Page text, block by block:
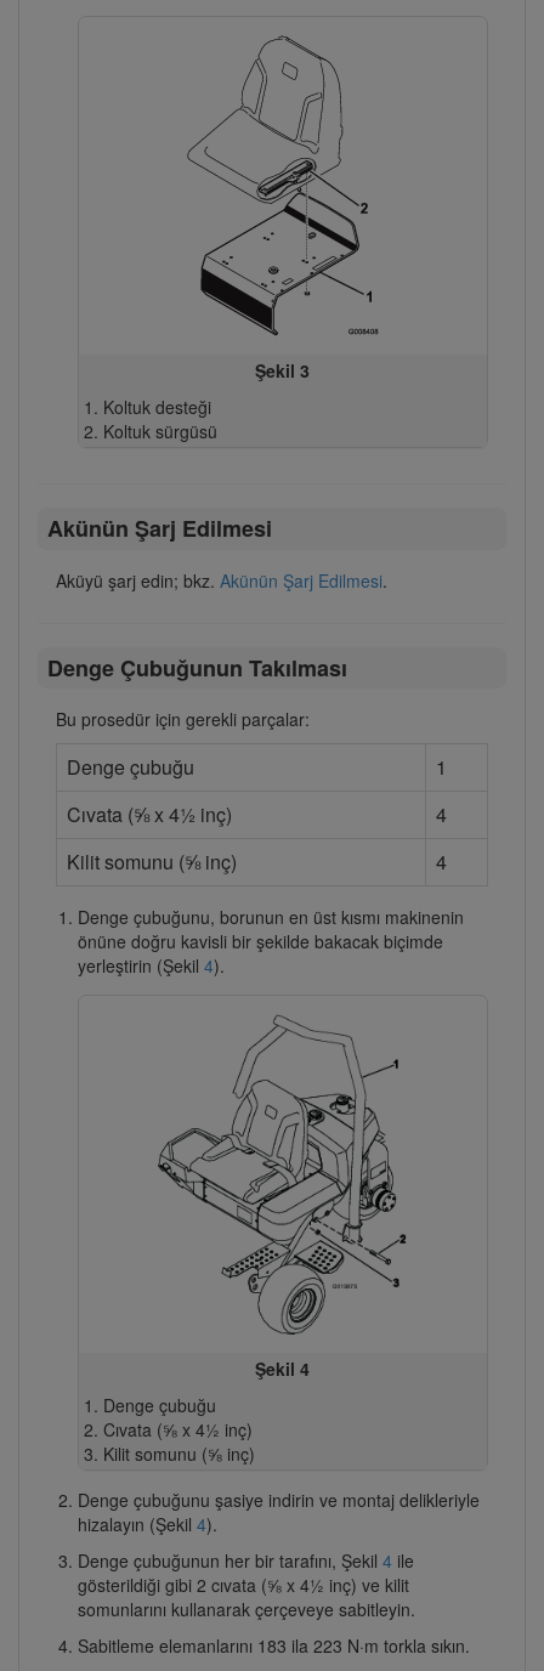
Şekil 3
Koltuk desteği
Koltuk sürgüsü
Akünün Şarj Edilmesi
Aküyü şarj edin; bkz. Akünün Şarj Edilmesi.
Denge Çubuğunun Takılması
Bu prosedür için gerekli parçalar:
Denge çubuğu
1
Cıvata (⅝ x 4½ inç)
4
Kilit somunu (⅝ inç)
4
Denge çubuğunu, borunun en üst kısmı makinenin
önüne doğru kavisli bir şekilde bakacak biçimde
yerleştirin (Şekil 4).
Şekil 4
Denge çubuğu
Cıvata (⅝ x 4½ inç)
Kilit somunu (⅝ inç)
Denge çubuğunu şasiye indirin ve montaj delikleriyle
hizalayın (Şekil 4).
Denge çubuğunun her bir tarafını, Şekil 4ile
gösterildiği gibi 2 cıvata (⅝ x 4½ inç) ve kilit
somunlarını kullanarak çerçeveye sabitleyin.
Sabitleme elemanlarını 183 ila 223 N·m torkla sıkın.